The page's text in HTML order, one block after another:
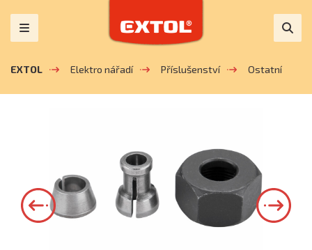
EXTOL Elektro nářadí Příslušenství Ostatní